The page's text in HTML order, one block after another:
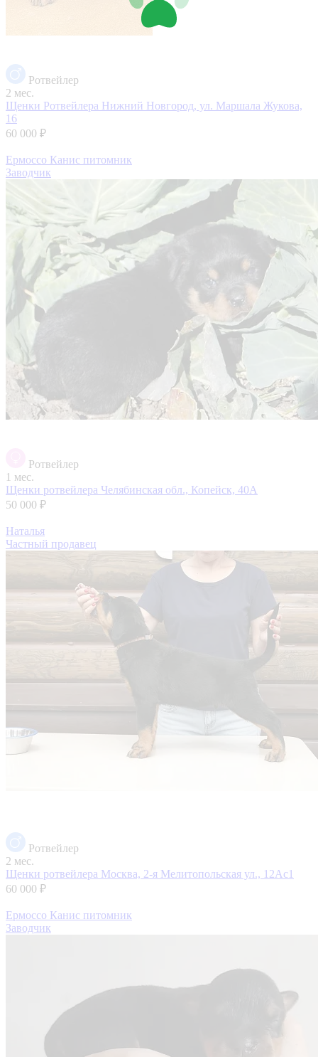
Ротвейлер
2 мес.
Щенки Ротвейлера Нижний Новгород, ул. Маршала Жукова,
16
60 000 ₽
Ермоссо Канис питомник
Заводчик
Ротвейлер
1 мес.
Щенки ротвейлера Челябинская обл., Копейск, 40А
50 000 ₽
Наталья
Частный продавец
Ротвейлер
2 мес.
Щенки ротвейлера Москва, 2-я Мелитопольская ул., 12Ас1
60 000 ₽
Ермоссо Канис питомник
Заводчик